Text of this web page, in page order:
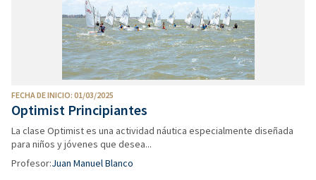
FECHA DE INICIO: 01/03/2025
Optimist Principiantes
La clase Optimist es una actividad náutica especialmente diseñada
para niños y jóvenes que desea...
Profesor:Juan Manuel Blanco